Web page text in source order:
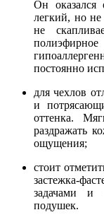
Он оказался
легкий, но не
не
постоянно
для чехлов
и
оттенка.
раздражать
ощущения;
стоит
застежка-
задачами и
подушек.